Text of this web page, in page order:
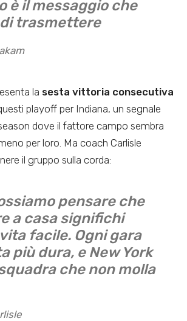
è il messaggio che
trasmettere
la sesta vittoria consecutiva
playoff per Indiana, un segnale
dove il fattore campo sembra
per loro. Ma coach Carlisle
il gruppo sulla corda:
pensare che
a casa significhi
facile. Ogni gara
più dura, e New York
che non molla